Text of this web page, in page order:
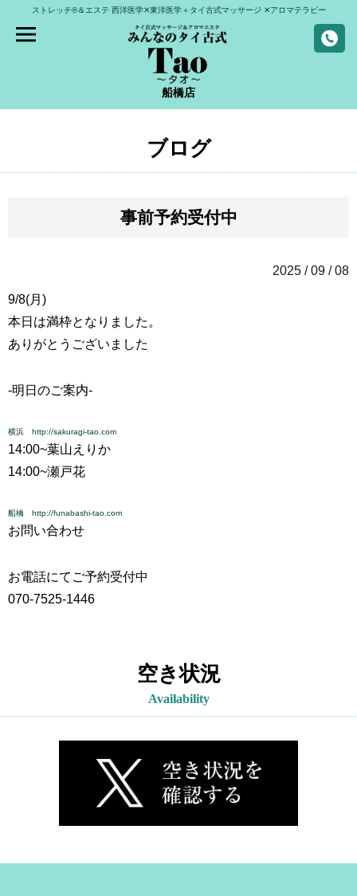
ストレッチ®＆エステ 西洋医学✕東洋医学＋タイ古式マッサージ ✕アロマテラピー
船橋店
ブログ
事前予約受付中
2025 / 09 / 08
9/8(月)
本日は満枠となりました。
ありがとうございました
-明日のご案内-
横浜 http://sakuragi-tao.com
14:00~葉山えりか
14:00~瀬戸花
船橋 http://funabashi-tao.com
お問い合わせ
お電話にてご予約受付中
070-7525-1446
空き状況
Availability